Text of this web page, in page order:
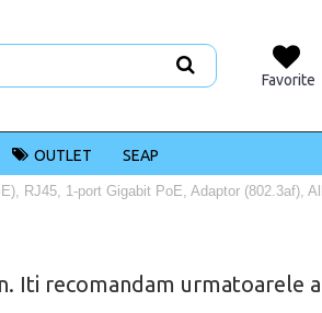
Favorite
OUTLET SEAP
RJ45, 1-port Gigabit PoE, Adaptor (802.3af),
Iti recomandam urmatoarele